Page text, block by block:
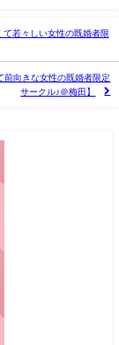
て若々しい女性の既婚者限
前向きな女性の既婚者限定
サークル♪＠梅田】